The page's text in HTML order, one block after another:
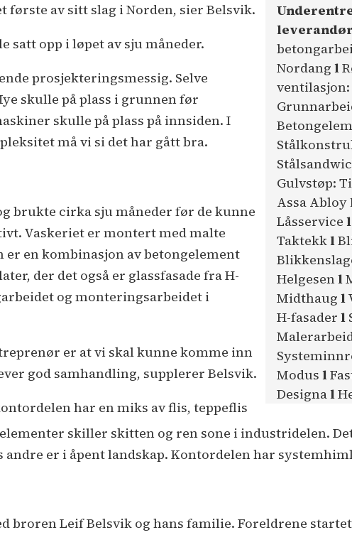
Nordang l
Gulvstøp:
Assa Abloy
Låsservice l
Taktekkl
Helgesenl
Midthaug l
H-fasader l
Modus l
Designal
første av sitt slag i Norden, sier Belsvik.
satt opp i løpet av sju måneder.
prosjekteringsmessig. Selve
skulle på plass i grunnen før
skulle på plass på innsiden. I
må vi si det har gått bra.
brukte cirka sju måneder før de kunne
Vaskeriet er montert med malte
en kombinasjon av betongelement
der det også er glassfasade fra H-
og monteringsarbeidet i
er at vi skal kunne komme inn
god samhandling, supplerer Belsvik.
har en miks av flis, teppeflis
skiller skitten og ren sone i industridelen.
andre er i åpent landskap. Kontordelen har
broren Leif Belsvik og hans familie. Foreldrene startet